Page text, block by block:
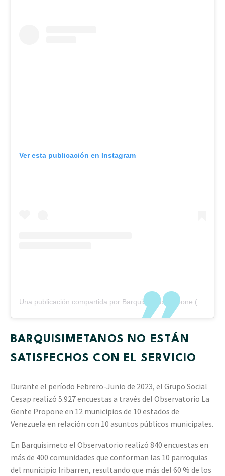
Ver esta publicación en Instagram
BARQUISIMETANOS NO ESTÁN
SATISFECHOS CON EL SERVICIO
Durante el período Febrero-Junio de 2023, el Grupo Social
Cesap realizó 5.927 encuestas a través del Observatorio La
Gente Propone en 12 municipios de 10 estados de
Venezuela en relación con 10 asuntos públicos municipales.
En Barquisimeto el Observatorio realizó 840 encuestas en
más de 400 comunidades que conforman las 10 parroquias
del municipio Iribarren, resultando que más del 60 % de los